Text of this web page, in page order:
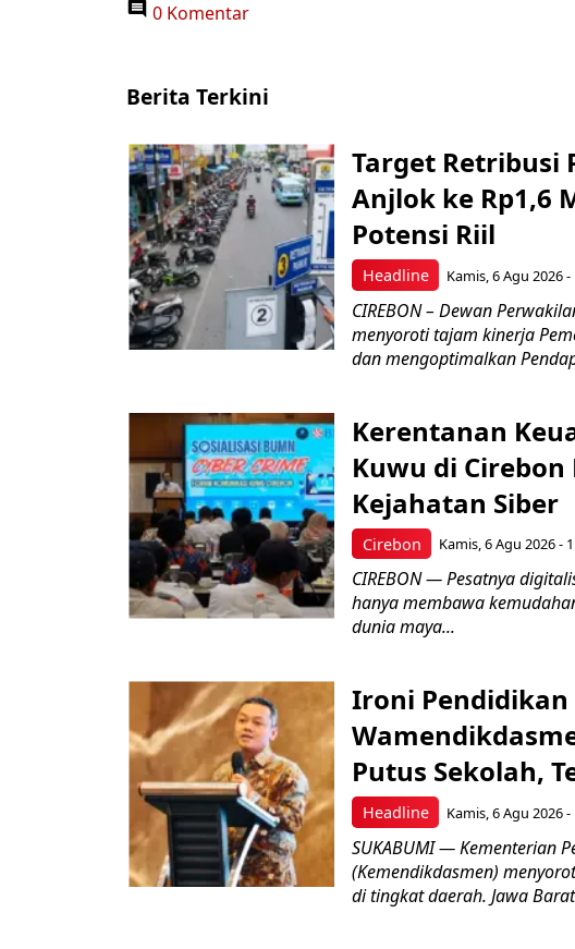
0 Komentar
Berita Terkini
Headline
Target Retribusi
Anjlok ke Rp1,6
Potensi Riil
Kamis, 6 Agu 2026 -
CIREBON – Dewan
menyoroti tajam kinerja
dan mengoptimalkan
Cirebon
Kerentanan
Kuwu di
Kejahatan Siber
Kamis, 6 Agu 2026 -
CIREBON — Pesatnya
hanya membawa
dunia maya...
Headline
Ironi Pendidikan
Putus Sekolah,
Kamis, 6 Agu 2026 -
SUKABUMI — Kementerian
(Kemendikdasmen)
di tingkat daerah. Jawa